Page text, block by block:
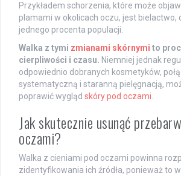
Przykładem schorzenia, które może
plamami w okolicach oczu, jest bielactwo,
jednego procenta populacji.
Walka z tymi zmianami skórnymi to
cierpliwości i czasu. Niemniej jednak
odpowiednio dobranych kosmetyków,
systematyczną i staranną pielęgnacją,
poprawić wygląd skóry pod oczami
Jak skutecznie usunąć
oczami?
Walka z cieniami pod oczami powinna
zidentyfikowania ich źródła, ponieważ to